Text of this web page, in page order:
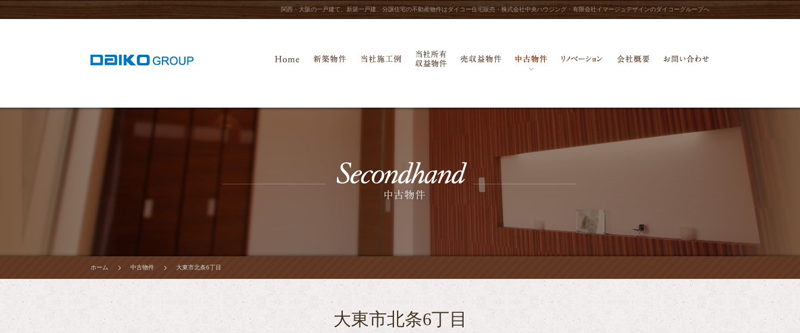
関西・大阪の一戸建て、新築一戸建、分譲住宅の不動産物件はダイコー住宅販売・株式会社中央ハウジング・有限会社イマージュデザインのダイコーグループへ
ホーム 新築物件 当社施工例 当社所有収益物件売収益物件 中古物件 リノベーション会社概要
ホーム 中古物件 大東市北条6丁目
大東市北条6丁目